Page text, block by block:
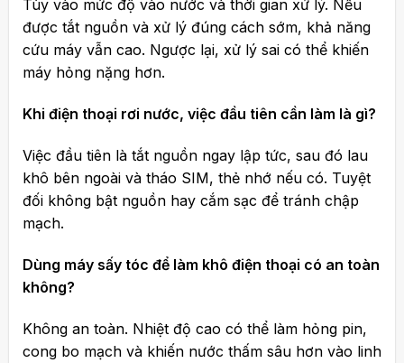
Tùy vào mức độ vào nước và thời gian xử lý. Nếu
được tắt nguồn và xử lý đúng cách sớm, khả năng
cứu máy vẫn cao. Ngược lại, xử lý sai có thể khiến
máy hỏng nặng hơn.
Khi điện thoại rơi nước, việc đầu tiên cần làm là gì?
Việc đầu tiên là tắt nguồn ngay lập tức, sau đó lau
khô bên ngoài và tháo SIM, thẻ nhớ nếu có. Tuyệt
đối không bật nguồn hay cắm sạc để tránh chập
mạch.
Dùng máy sấy tóc để làm khô điện thoại có an toàn
không?
Không an toàn. Nhiệt độ cao có thể làm hỏng pin,
cong bo mạch và khiến nước thấm sâu hơn vào linh